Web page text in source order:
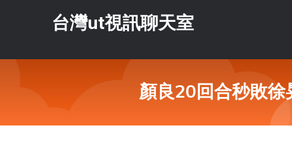
台灣ut視訊聊天室
顏良20回合秒敗徐